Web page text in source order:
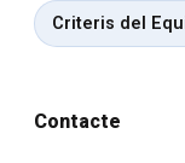
Criteris del
Contacte